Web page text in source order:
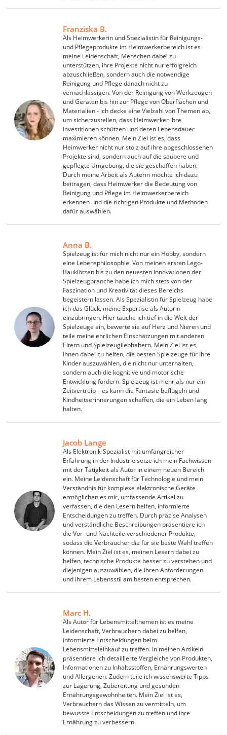
Franziska B.
Als Heimwerkerin und Spezialistin für Reinigungs-
und Pflegeprodukte im Heimwerkerbereich ist es
meine Leidenschaft, Menschen dabei zu
unterstützen, ihre Projekte nicht nur erfolgreich
abzuschließen, sondern auch die notwendige
Reinigung und Pflege danach nicht zu
vernachlässigen. Von der Reinigung von Werkzeugen
und Geräten bis hin zur Pflege von Oberflächen und
Materialien - ich decke eine Vielzahl von Themen ab,
um sicherzustellen, dass Heimwerker ihre
Investitionen schützen und deren Lebensdauer
maximieren können. Mein Ziel ist es, dass
Heimwerker nicht nur stolz auf ihre abgeschlossenen
Projekte sind, sondern auch auf die saubere und
gepflegte Umgebung, die sie geschaffen haben.
Durch meine Arbeit als Autorin möchte ich dazu
beitragen, dass Heimwerker die Bedeutung von
Reinigung und Pflege im Heimwerkerbereich
erkennen und die richtigen Produkte und Methoden
dafür auswählen.
Anna B.
Spielzeug ist für mich nicht nur ein Hobby, sondern
eine Lebensphilosophie. Von meinen ersten Lego-
Bauklötzen bis zu den neuesten Innovationen der
Spielzeugbranche habe ich mich stets von der
Faszination und Kreativität dieses Bereichs
begeistern lassen. Als Spezialistin für Spielzeug habe
ich das Glück, meine Expertise als Autorin
einzubringen. Hier tauche ich tief in die Welt der
Spielzeuge ein, bewerte sie auf Herz und Nieren und
teile meine ehrlichen Einschätzungen mit anderen
Eltern und Spielzeugliebhabern. Mein Ziel ist es,
Ihnen dabei zu helfen, die besten Spielzeuge für Ihre
Kinder auszuwählen, die nicht nur unterhalten,
sondern auch die kognitive und motorische
Entwicklung fördern. Spielzeug ist mehr als nur ein
Zeitvertreib – es kann die Fantasie beflügeln und
Kindheitserinnerungen schaffen, die ein Leben lang
halten.
Jacob Lange
Als Elektronik-Spezialist mit umfangreicher
Erfahrung in der Industrie setze ich mein Fachwissen
mit der Tätigkeit als Autor in einem neuen Bereich
ein. Meine Leidenschaft für Technologie und mein
Verständnis für komplexe elektronische Geräte
ermöglichen es mir, umfassende Artikel zu
verfassen, die den Lesern helfen, informierte
Entscheidungen zu treffen. Durch präzise Analysen
und verständliche Beschreibungen präsentiere ich
die Vor- und Nachteile verschiedener Produkte,
sodass die Verbraucher die für sie beste Wahl treffen
können. Mein Ziel ist es, meinen Lesern dabei zu
helfen, technische Produkte besser zu verstehen und
diejenigen auszuwählen, die ihren Anforderungen
und ihrem Lebensstil am besten entsprechen.
Marc H.
Als Autor für Lebensmittelthemen ist es meine
Leidenschaft, Verbrauchern dabei zu helfen,
informierte Entscheidungen beim
Lebensmitteleinkauf zu treffen. In meinen Artikeln
präsentiere ich detaillierte Vergleiche von Produkten,
Informationen zu Inhaltsstoffen, Ernährungswerten
und Allergenen. Zudem teile ich wissenswerte Tipps
zur Lagerung, Zubereitung und gesunden
Ernährungsgewohnheiten. Mein Ziel ist es,
Verbrauchern das Wissen zu vermitteln, um
bewusste Entscheidungen zu treffen und ihre
Ernährung zu verbessern.